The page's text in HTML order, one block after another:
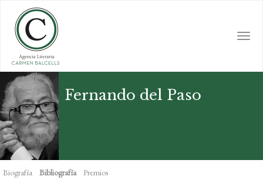
main
content
Fernando del Paso
Biografía Bibliografía Premios